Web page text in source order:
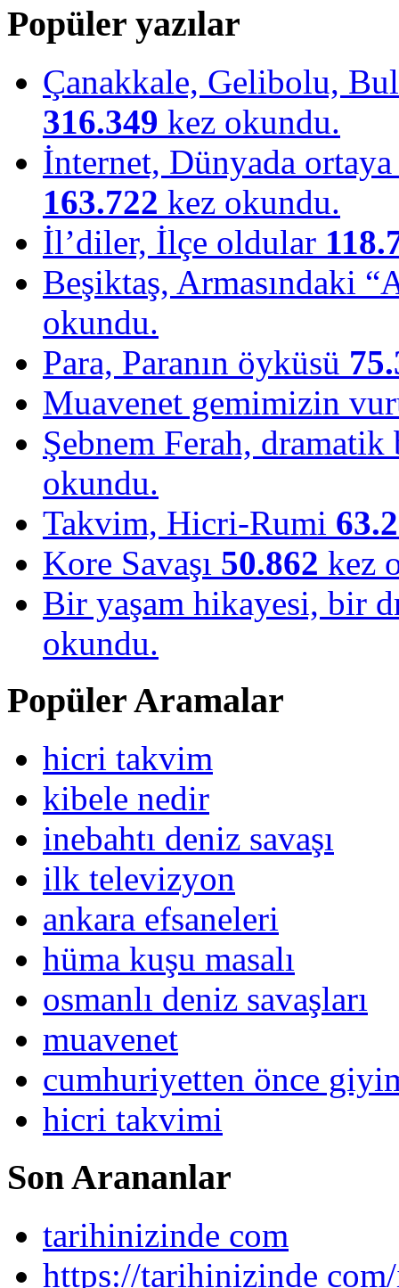
Popüler yazılar
Çanakkale, Gelibolu,
316.349 kez okundu.
İnternet, Dünyada
163.722 kez okundu.
İl’diler, İlçe oldular
Beşiktaş, Armasındaki
okundu.
Para, Paranın öyküsü
Muavenet gemimizin
Şebnem Ferah,
okundu.
Takvim, Hicri-Rumi
Kore Savaşı 50.862 kez
Bir yaşam hikayesi, bir
okundu.
Popüler Aramalar
hicri takvim
kibele nedir
inebahtı deniz savaşı
ilk televizyon
ankara efsaneleri
hüma kuşu masalı
osmanlı deniz savaşları
muavenet
cumhuriyetten önce
hicri takvimi
Son Arananlar
tarihinizinde com
https://tarihinizinde